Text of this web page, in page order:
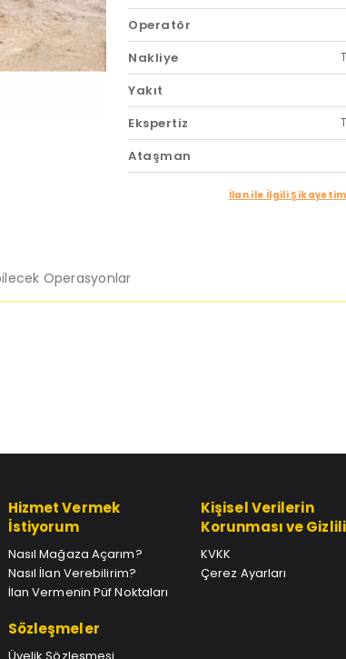
Operatör
Nakliye
Yakıt
Ekspertiz
Ataşman
İlan ile İlgili
Operasyonlar
Hizmet Vermek
İstiyorum
Nasıl Mağaza Açarım?
Nasıl İlan Verebilirim?
İlan Vermenin Püf Noktaları
Sözleşmeler
Kişisel Verilerin
Korunması ve
KVKK
Çerez Ayarları